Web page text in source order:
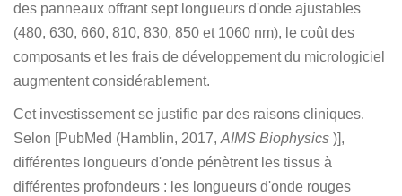
des panneaux offrant sept longueurs d'onde ajustables
(480, 630, 660, 810, 830, 850 et 1060 nm), le coût des
composants et les frais de développement du micrologiciel
augmentent considérablement.
Cet investissement se justifie par des raisons cliniques.
Selon [PubMed (Hamblin, 2017, AIMS Biophysics )],
différentes longueurs d'onde pénètrent les tissus à
différentes profondeurs : les longueurs d'onde rouges